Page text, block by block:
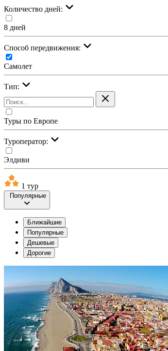
Количество дней:
8 дней
Cпособ передвижения:
Самолет
Тип:
Туры по Европе
Туроператор:
Элдиви
1 тур
Популярные
Ближайшие
Популярные
Дешевые
Дорогие